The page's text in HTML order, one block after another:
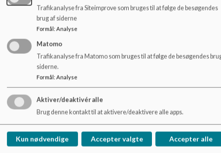
Skema,
praktiske
oplysninger
m.m. om
hverdagen på
skolen
tilrettelagt skema og mødetid. Samt løbende
Trafikanalyse fra Siteimprove som bruges til at følge de besøgendes
brug af siderne
Formål: Analyse
Matomo
Trafikanalyse fra Matomo som bruges til at følge de besøgendes
siderne.
Formål: Analyse
Aktiver/deaktivér alle
Brug denne kontakt til at aktivere/deaktivere alle apps.
Kun nødvendige Accepter valgte Accepter alle